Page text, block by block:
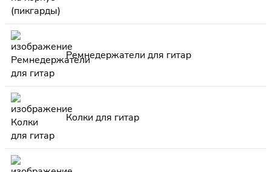
Ремнедержатели для гитар
Колки для гитар